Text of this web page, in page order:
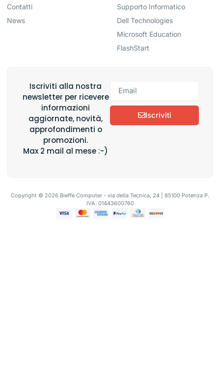
Contatti
News
Supporto Informatico
Dell Technologies
Microsoft Education
FlashStart
Iscriviti alla nostra
newsletter per ricevere
informazioni
aggiornate, novità,
approfondimenti o
promozioni.
Max 2 mail al mese :-)
Iscriviti
Copyright © 2026 Bieffe Computer - via della Tecnica, 24 | 85100 Potenza P.
IVA: 01443600760